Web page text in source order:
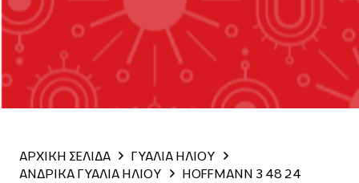
ΑΡΧΙΚΗ ΣΕΛΙΔΑ
ΓΥΑΛΙΑ ΗΛΙΟΥ
ΑΝΔΡΙΚΑ ΓΥΑΛΙΑ ΗΛΙΟΥ
HOFFMANN 3 48 24